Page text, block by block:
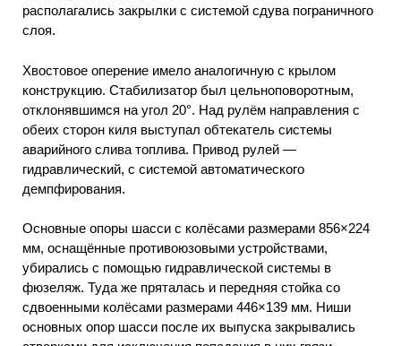
располагались закрылки с системой сдува пограничного
слоя.
Хвостовое оперение имело аналогичную с крылом
конструкцию. Стабилизатор был цельноповоротным,
отклонявшимся на угол 20°. Над рулём направления с
обеих сторон киля выступал обтекатель системы
аварийного слива топлива. Привод рулей —
гидравлический, с системой автоматического
демпфирования.
Основные опоры шасси с колёсами размерами 856×224
мм, оснащённые противоюзовыми устройствами,
убирались с помощью гидравлической системы в
фюзеляж. Туда же пряталась и передняя стойка со
сдвоенными колёсами размерами 446×139 мм. Ниши
основных опор шасси после их выпуска закрывались